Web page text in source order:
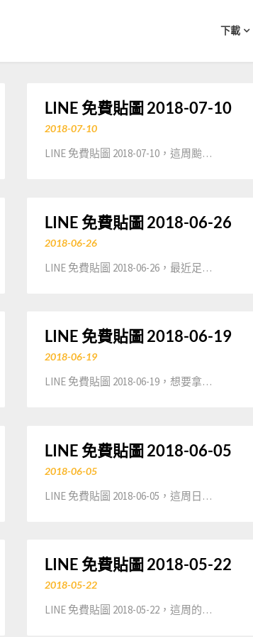
下載
LINE 免費貼圖 2018-07-10
2018-07-10
LINE 免費貼圖 2018-07-10，這周颱…
LINE 免費貼圖 2018-06-26
2018-06-26
LINE 免費貼圖 2018-06-26，最近足…
LINE 免費貼圖 2018-06-19
2018-06-19
LINE 免費貼圖 2018-06-19，想要拿…
LINE 免費貼圖 2018-06-05
2018-06-05
LINE 免費貼圖 2018-06-05，這周日…
LINE 免費貼圖 2018-05-22
2018-05-22
LINE 免費貼圖 2018-05-22，這周的…